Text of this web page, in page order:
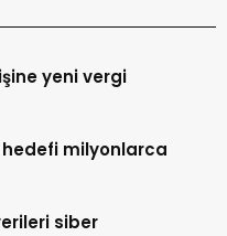
yeni vergi
milyonlarca
siber